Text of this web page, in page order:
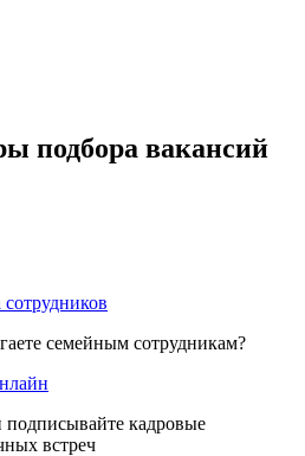
подбора вакансий
семейным сотрудникам?
подписывайте кадровые
встреч